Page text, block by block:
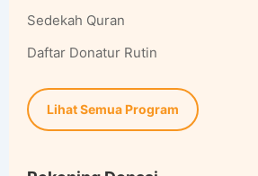
Sedekah Quran
Daftar Donatur Rutin
Lihat Semua Program